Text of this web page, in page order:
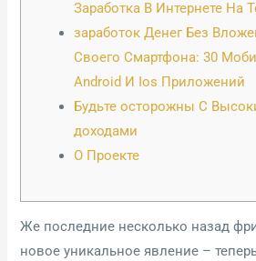
Заработка В Интернете На
заработок Денег Без
Своего Смартфона: 30
Android И Ios Приложений
Будьте осторожны С
доходами
О Проекте
Же последние несколько назад
новое уникальное явление –